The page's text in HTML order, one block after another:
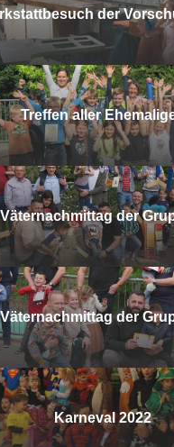
der
Treffen aller
Väternachmittag der
Väternachmittag der
Karneval 2022